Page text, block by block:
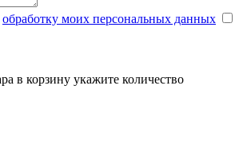
обработку моих персональных данных
в корзину укажите количество